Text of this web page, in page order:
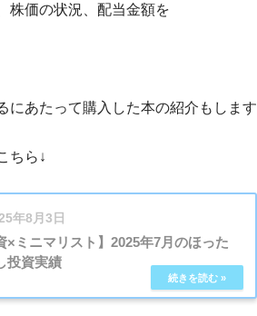
株価の状況、配当金額を
にあたって購入した本の紹介もします
ちら↓
年8月3日
×ミニマリスト】2025年7月のほった
投資実績